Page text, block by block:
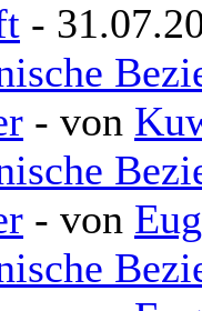
-
- von
- von